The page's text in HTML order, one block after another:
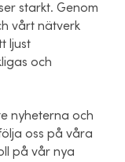
starkt. Genom
vårt nätverk
ljust
och
nyheterna och
oss på våra
på vår nya